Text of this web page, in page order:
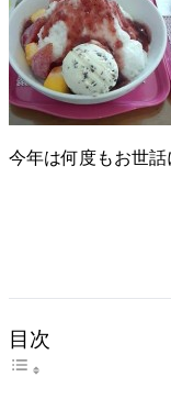
今年は何度もお世
目次